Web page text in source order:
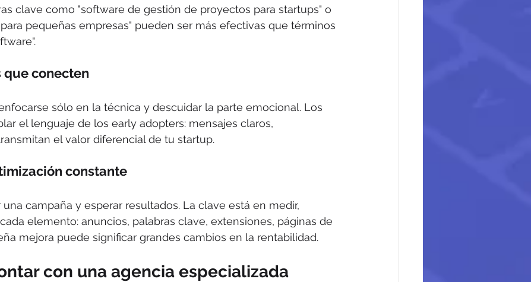
clave como "software de gestión de proyectos para startups" o
pequeñas empresas" pueden ser más efectivas que términos
conecten
sólo en la técnica y descuidar la parte emocional. Los
el lenguaje de los early adopters: mensajes claros,
el valor diferencial de tu startup.
constante
campaña y esperar resultados. La clave está en medir,
elemento: anuncios, palabras clave, extensiones, páginas de
mejora puede significar grandes cambios en la rentabilidad.
con una agencia especializada